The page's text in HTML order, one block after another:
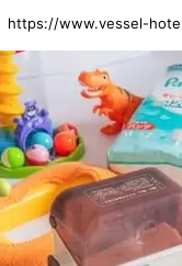
https://www.vessel-